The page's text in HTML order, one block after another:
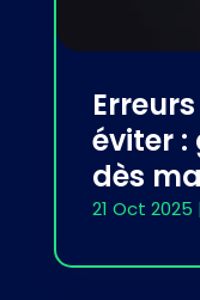
éviter :
dès
21 Oct 2025 |